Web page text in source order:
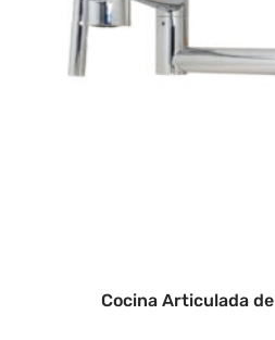
Cocina Articulada